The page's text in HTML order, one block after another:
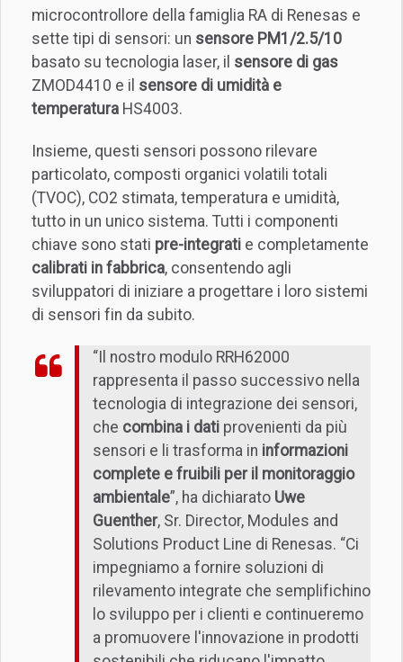
microcontrollore della famiglia RA di Renesas e
sette tipi di sensori: un sensore PM1/2.5/10
basato su tecnologia laser, il sensore di gas
ZMOD4410 e il sensore di umidità e
temperatura HS4003.
Insieme, questi sensori possono rilevare
particolato, composti organici volatili totali
(TVOC), CO2 stimata, temperatura e umidità,
tutto in un unico sistema. Tutti i componenti
chiave sono stati pre-integrati e completamente
calibrati in fabbrica, consentendo agli
sviluppatori di iniziare a progettare i loro sistemi
di sensori fin da subito.
“Il nostro modulo RRH62000
rappresenta il passo successivo nella
tecnologia di integrazione dei sensori,
che combina i dati provenienti da più
sensori e li trasforma in informazioni
complete e fruibili per il monitoraggio
ambientale”, ha dichiarato Uwe
Guenther, Sr. Director, Modules and
Solutions Product Line di Renesas. “Ci
impegniamo a fornire soluzioni di
rilevamento integrate che semplifichino
lo sviluppo per i clienti e continueremo
a promuovere l'innovazione in prodotti